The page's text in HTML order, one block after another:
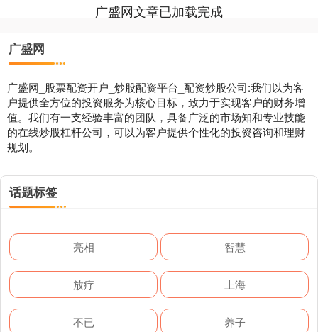
广盛网文章已加载完成
广盛网
广盛网_股票配资开户_炒股配资平台_配资炒股公司:我们以为客
户提供全方位的投资服务为核心目标，致力于实现客户的财务增
值。我们有一支经验丰富的团队，具备广泛的市场知和专业技能
的在线炒股杠杆公司，可以为客户提供个性化的投资咨询和理财
规划。
话题标签
亮相 智慧
放疗 上海
不已 养子